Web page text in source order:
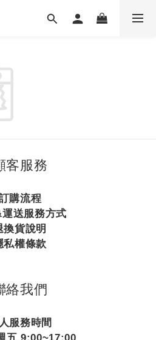
客服務
購流程
送服務方式
換貨說明
私權條款
絡我們
服務時間